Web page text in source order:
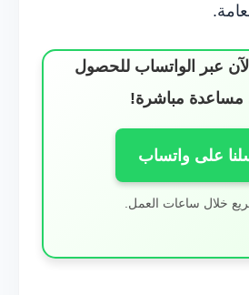
عبر الواتساب للحصول
مساعدة مباشرة!
على واتساب
خلال ساعات العمل.